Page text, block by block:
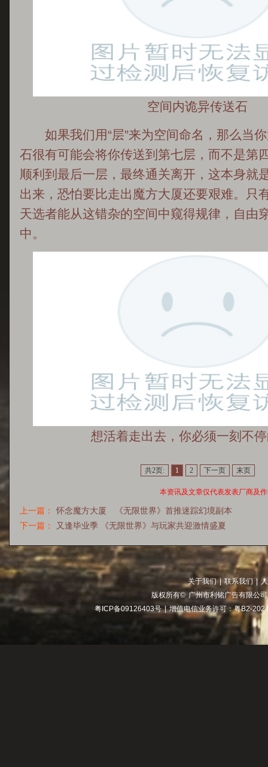
空间内诡异传送石
如果我们用“层”来为空间命名，那么当你
石很有可能会将你传送到第七层，而不是第
顺利到最后一层，最终通关离开，这本身就
出来，恐怕要比走出魔方大厦还要艰难。只
天选者能从这错杂的空间中窥得规律，自由
中。
想活着走出去，你必须一刻不
共2页: 1 2 下一页 末页
本资讯及文章仅代表发表厂商及
上一篇：
怀念魔方大厦 《无限世界》首推迷踪幻境副本
下一篇：
又逢毕业季 《无限世界》与玩家共迎激情盛夏
关于我们 | 联系我们 |
版权所有© 广州市利铭广告有限公司
粤ICP备09126403号 | 增值电信业务许可：粤B2-